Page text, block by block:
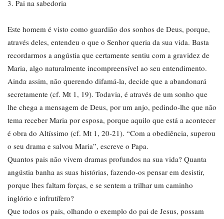
3. Pai na sabedoria
Este homem é visto como guardião dos sonhos de Deus, porque,
através deles, entendeu o que o Senhor queria da sua vida. Basta
recordarmos a angústia que certamente sentiu com a gravidez de
Maria, algo naturalmente incompreensível ao seu entendimento.
Ainda assim, não querendo difamá-la, decide que a abandonará
secretamente (cf. Mt 1, 19). Todavia, é através de um sonho que
lhe chega a mensagem de Deus, por um anjo, pedindo-lhe que não
tema receber Maria por esposa, porque aquilo que está a acontecer
é obra do Altíssimo (cf. Mt 1, 20-21). “Com a obediência, superou
o seu drama e salvou Maria”, escreve o Papa.
Quantos pais não vivem dramas profundos na sua vida? Quanta
angústia banha as suas histórias, fazendo-os pensar em desistir,
porque lhes faltam forças, e se sentem a trilhar um caminho
inglório e infrutífero?
Que todos os pais, olhando o exemplo do pai de Jesus, possam